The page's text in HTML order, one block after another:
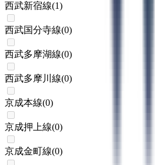
西武新宿線(1)
西武国分寺線(0)
西武多摩湖線(0)
西武多摩川線(0)
京成本線(0)
京成押上線(0)
京成金町線(0)